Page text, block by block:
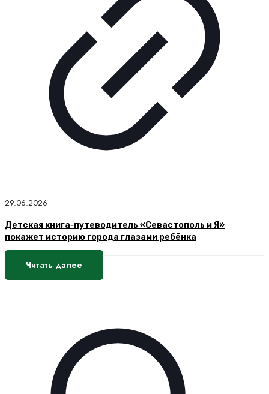
29.06.2026
Детская книга‑путеводитель «Севастополь и Я»
покажет историю города глазами ребёнка
Читать далее